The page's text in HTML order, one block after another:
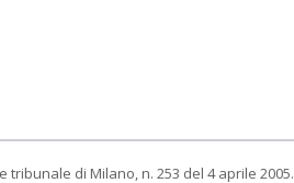
tribunale di Milano, n. 253 del 4 aprile 2005.